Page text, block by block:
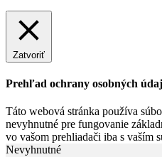
Zatvoriť
Prehľad ochrany osobných
Táto webová stránka používa
nevyhnutné pre fungovanie
vo vašom prehliadači iba s vaším
Nevyhnutné